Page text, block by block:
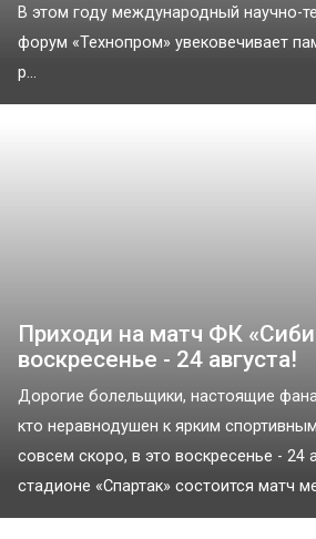
В этом году международный научно-
форум «Технопром» увековечивает
р...
Приходи на матч ФК
воскресенье - 24 августа!
Дорогие болельщики, настоящие
кто неравнодушен к ярким
совсем скоро, в это воскресенье - 24
стадионе «Спартак» состоится матч